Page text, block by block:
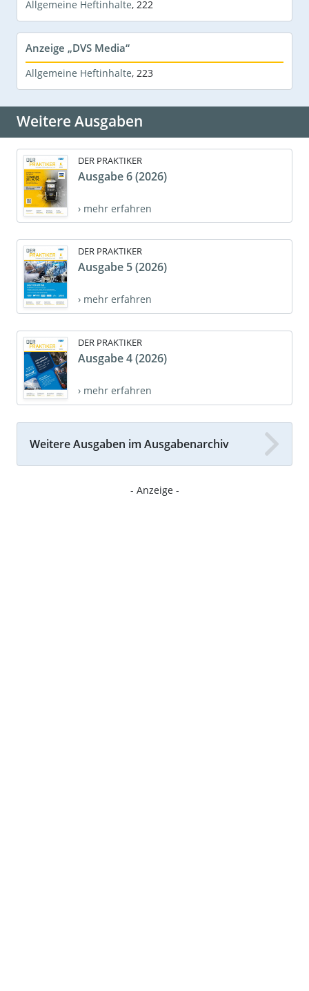
Allgemeine Heftinhalte, 222
Anzeige „DVS Media“
Allgemeine Heftinhalte, 223
Weitere Ausgaben
DER PRAKTIKER
Ausgabe 6 (2026)
› mehr erfahren
DER PRAKTIKER
Ausgabe 5 (2026)
› mehr erfahren
DER PRAKTIKER
Ausgabe 4 (2026)
› mehr erfahren
Weitere Ausgaben im Ausgabenarchiv
- Anzeige -